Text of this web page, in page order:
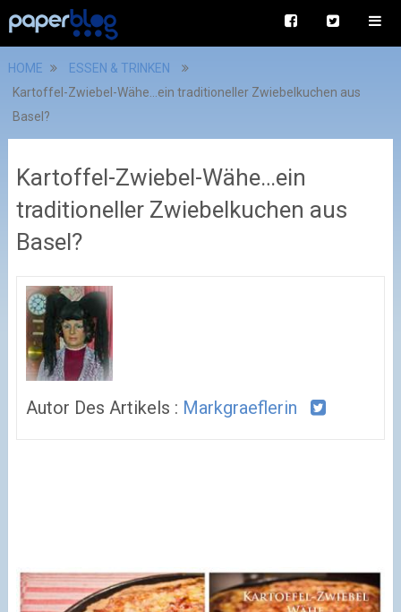
HOME
ESSEN & TRINKEN
Kartoffel-Zwiebel-Wähe…ein traditioneller Zwiebelkuchen aus
Basel?
Kartoffel-Zwiebel-Wähe…ein
traditioneller Zwiebelkuchen aus
Basel?
Autor Des Artikels : Markgraeflerin